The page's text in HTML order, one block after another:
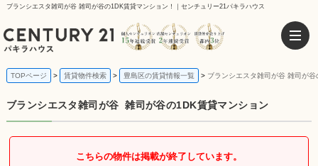
ブランシエスタ雑司が谷 雑司が谷の1DK賃貸マンション！｜センチュリー21パキラハウス
TOPページ 賃貸物件検索 豊島区の賃貸情報一覧 ブランシエスタ雑司が谷 雑司が
ブランシエスタ雑司が谷 雑司が谷の1DK賃貸マンション
こちらの物件は掲載が終了しています。